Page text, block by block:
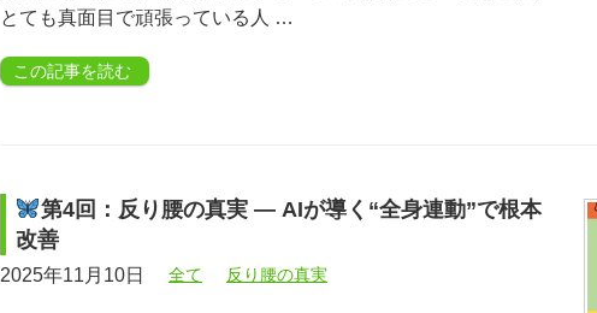
とても真面目で頑張っている人 …
この記事を読む
第4回：反り腰の真実 ― AIが導く“全身連動”で根本
改善
2025年11月10日 全て 反り腰の真実